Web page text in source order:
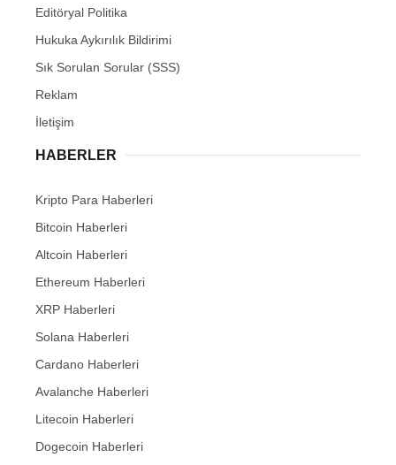
Editöryal Politika
Hukuka Aykırılık Bildirimi
Sık Sorulan Sorular (SSS)
Reklam
İletişim
HABERLER
Kripto Para Haberleri
Bitcoin Haberleri
Altcoin Haberleri
Ethereum Haberleri
XRP Haberleri
Solana Haberleri
Cardano Haberleri
Avalanche Haberleri
Litecoin Haberleri
Dogecoin Haberleri